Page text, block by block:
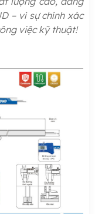
– vì sự chính xác
việc kỹ thuật!